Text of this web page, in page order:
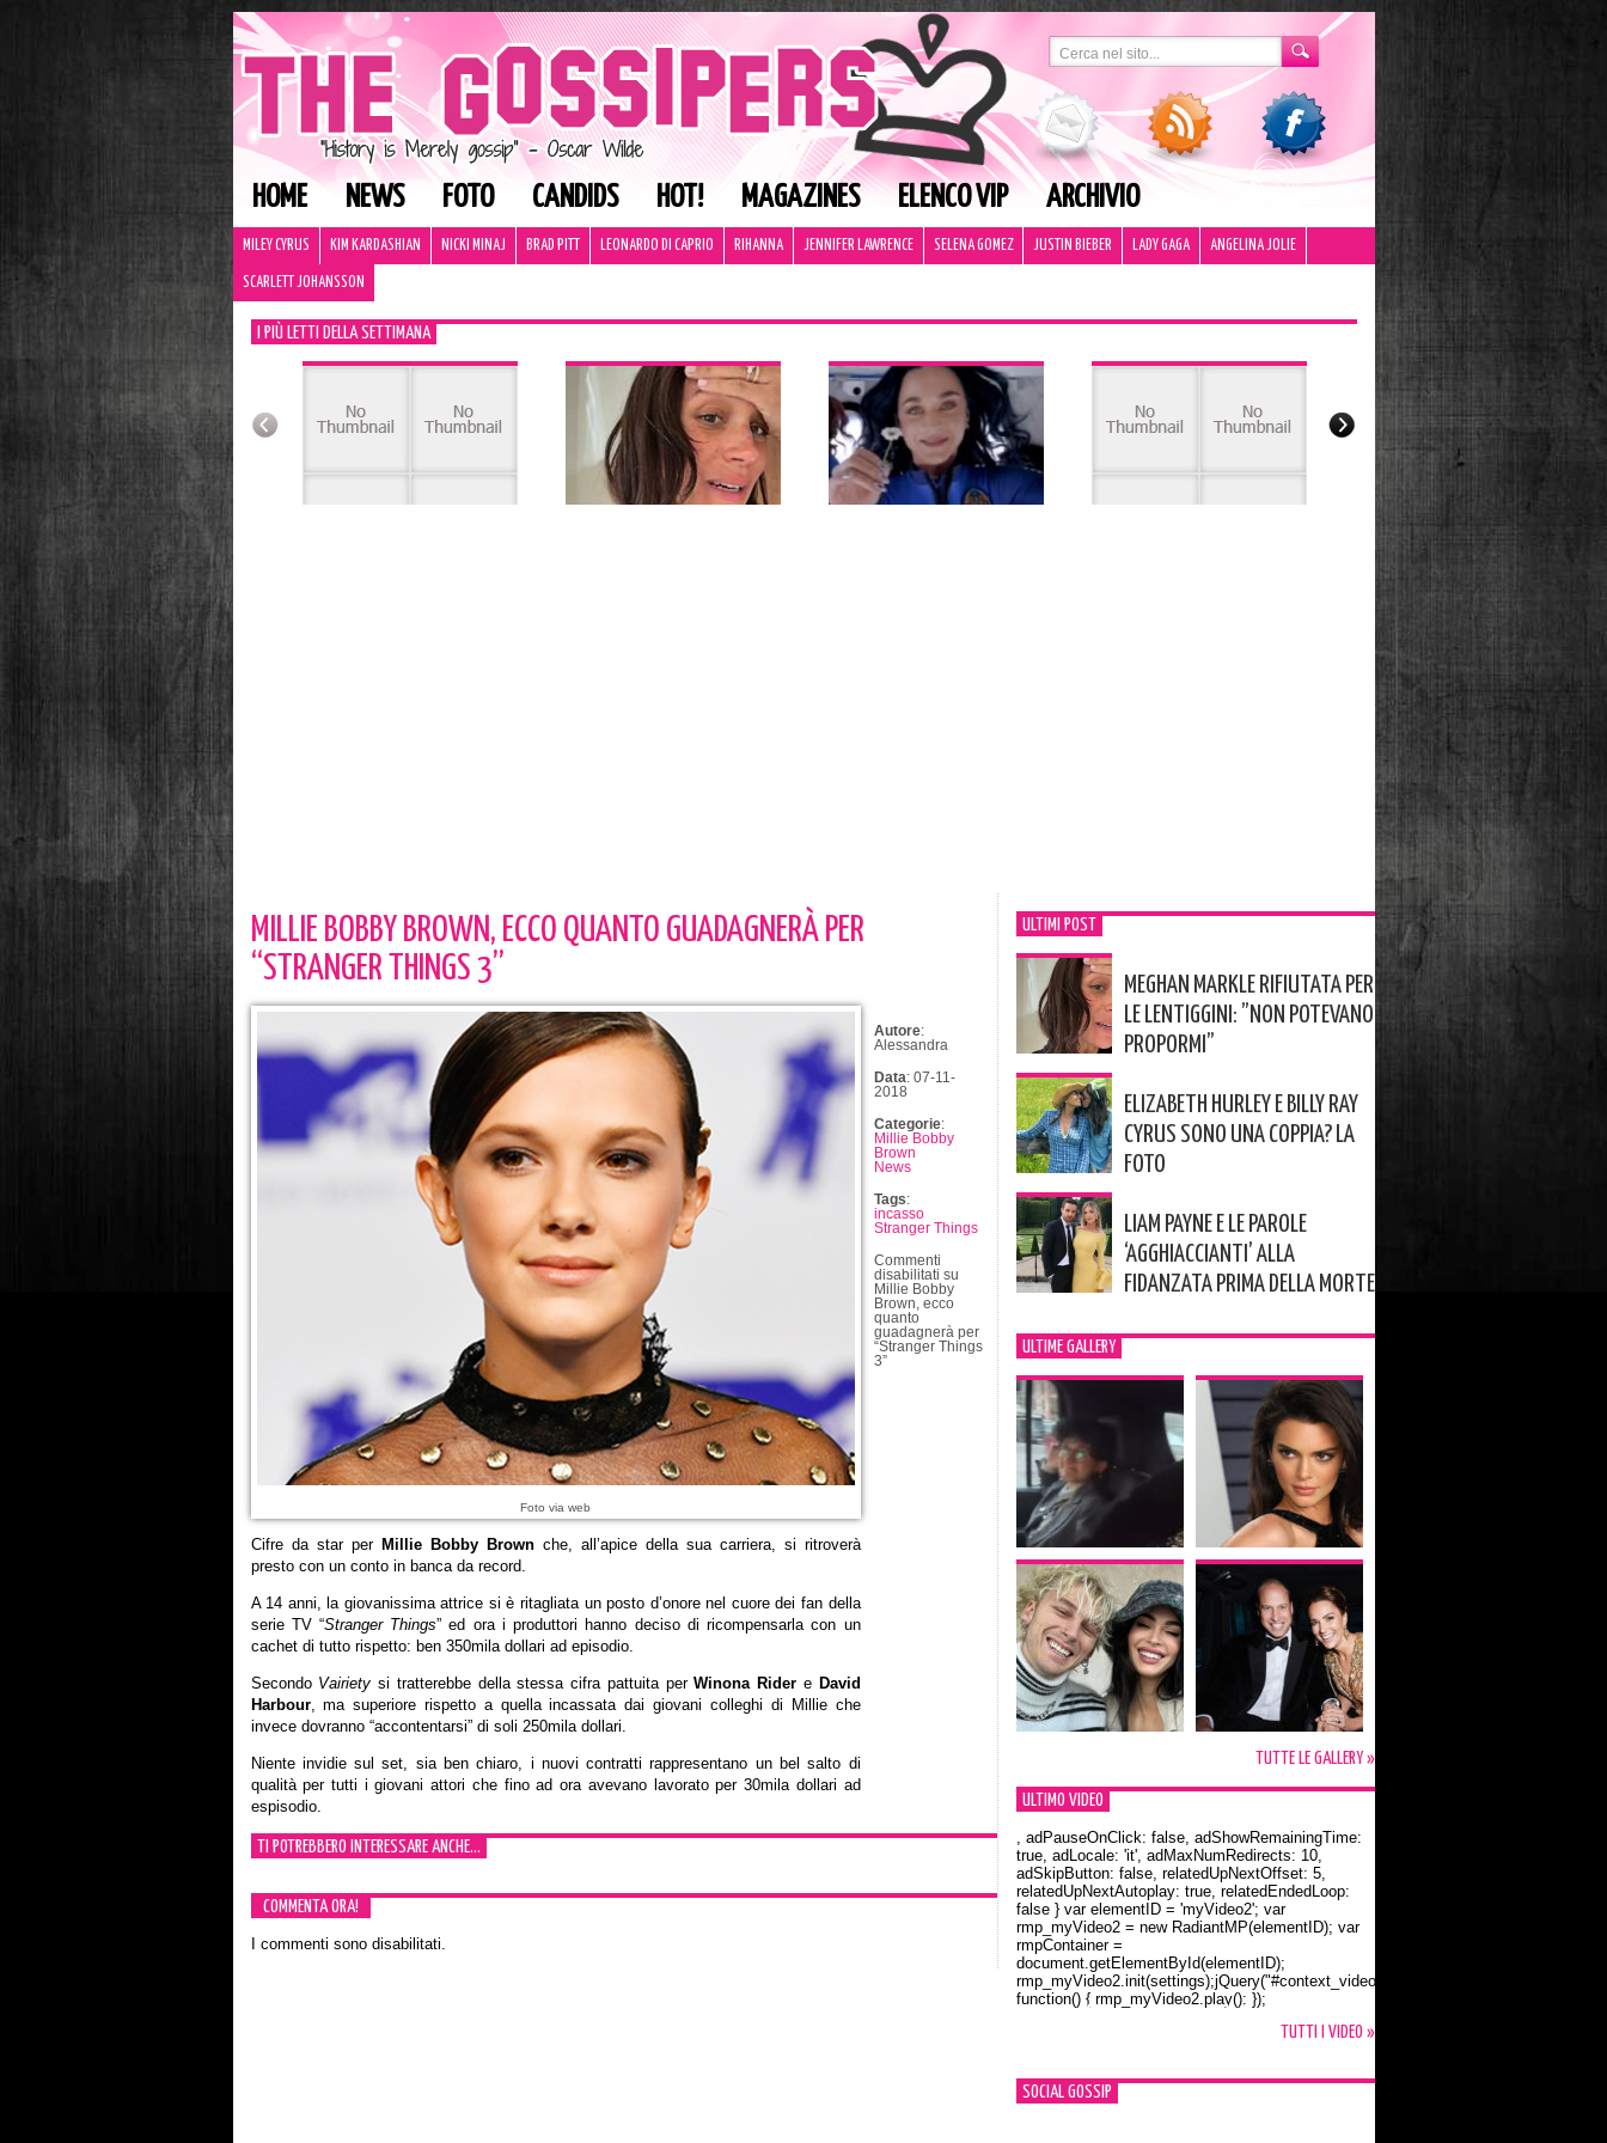
HOME NEWS FOTO CANDIDS HOT! MAGAZINES ELENCO VIP ARCHIVIO
MILEY CYRUS KIM KARDASHIAN NICKI MINAJ BRAD PITT LEONARDO DI CAPRIO RIHANNA JENNIFER LAWRENCE SELENA GOMEZ JUSTIN BIEBER LADY GAGA ANGELINA JOLIE
SCARLETT JOHANSSON
I PIÙ LETTI DELLA SETTIMANA
MILLIE BOBBY BROWN, ECCO QUANTO GUADAGNERÀ PER
“STRANGER THINGS 3”
Foto via web
Cifre da star per Millie Bobby Brownche, all’apice della sua carriera, si ritroverà
presto con un conto in banca da record.
A 14 anni, la giovanissima attrice si è ritagliata un posto d’onore nel cuore dei fan della
serie TV “Stranger Things” ed ora i produttori hanno deciso di ricompensarla con un
cachet di tutto rispetto: ben 350mila dollari ad episodio.
Secondo Vairiety si tratterebbe della stessa cifra pattuita perWinona Rider e David
Harbour, ma superiore rispetto a quella incassata dai giovani colleghi di Millie che
invece dovranno “accontentarsi” di soli 250mila dollari.
Niente invidie sul set, sia ben chiaro, i nuovi contratti rappresentano un bel salto di
qualità per tutti i giovani attori che fino ad ora avevano lavorato per 30mila dollari ad
espisodio.
Autore:
Alessandra
Data: 07-11-
2018
Categorie:
Millie Bobby
Brown
News
Tags:
incasso
Stranger Things
Commenti
disabilitati su
Millie Bobby
Brown, ecco
quanto
guadagnerà per
“Stranger Things
3”
TI POTREBBERO INTERESSARE ANCHE...
COMMENTA ORA!
I commenti sono disabilitati.
ULTIMI POST
MEGHAN MARKLE RIFIUTATA PER
LE LENTIGGINI: ”NON POTEVANO
PROPORMI”
ELIZABETH HURLEY E BILLY RAY
CYRUS SONO UNA COPPIA? LA
FOTO
LIAM PAYNE E LE PAROLE
‘AGGHIACCIANTI’ ALLA
FIDANZATA PRIMA DELLA MORTE
ULTIME GALLERY
TUTTE LE GALLERY »
ULTIMO VIDEO
Orlando Bloom e la t-shirt dedicata a Flynn
, adPauseOnClick: false, adShowRemainingTime:
true, adLocale: 'it', adMaxNumRedirects: 10,
adSkipButton: false, relatedUpNextOffset: 5,
relatedUpNextAutoplay: true, relatedEndedLoop:
false } var elementID = 'myVideo2'; var
rmp_myVideo2 = new RadiantMP(elementID); var
rmpContainer =
document.getElementById(elementID);
rmp_myVideo2.init(settings);jQuery("#context_video2").one("mouseover",
function() { rmp_myVideo2.play(); });
TUTTI I VIDEO »
SOCIAL GOSSIP